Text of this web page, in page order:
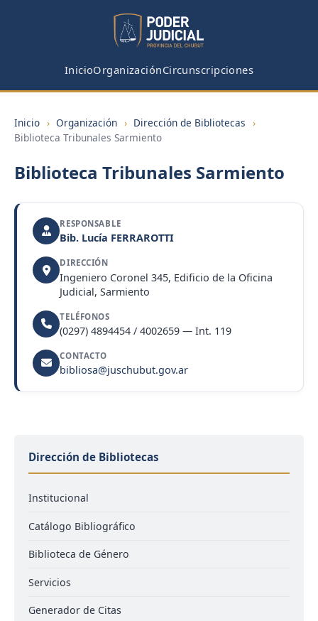
InicioOrganizaciónCircunscripciones
Inicio › Organización › Dirección de Bibliotecas ›
Biblioteca Tribunales Sarmiento
Biblioteca Tribunales Sarmiento
RESPONSABLE
Bib. Lucía FERRAROTTI
DIRECCIÓN
Ingeniero Coronel 345, Edificio de la Oficina
Judicial, Sarmiento
TELÉFONOS
(0297) 4894454 / 4002659 — Int. 119
CONTACTO
bibliosa@juschubut.gov.ar
Dirección de Bibliotecas
Institucional
Catálogo Bibliográfico
Biblioteca de Género
Servicios
Generador de Citas